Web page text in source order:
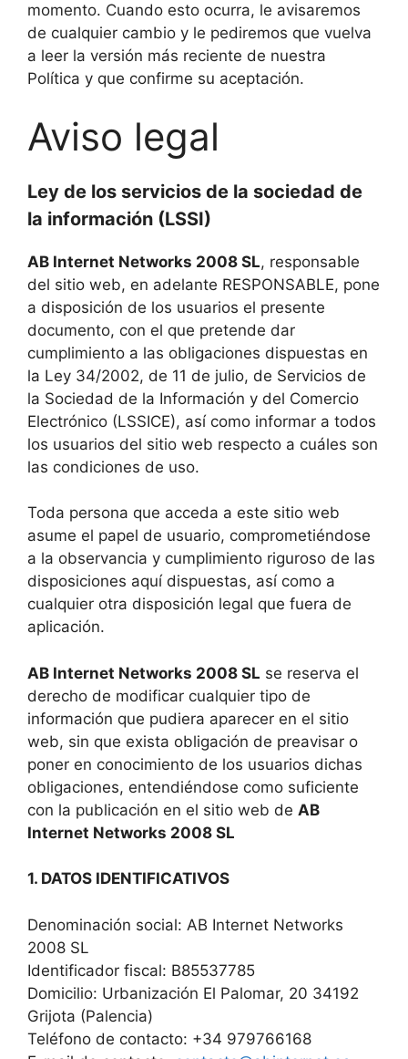
momento. Cuando esto ocurra, le avisaremos
de cualquier cambio y le pediremos que vuelva
a leer la versión más reciente de nuestra
Política y que confirme su aceptación.
Aviso legal
Ley de los servicios de la sociedad de
la información (LSSI)
AB Internet Networks 2008 SL, responsable
del sitio web, en adelante RESPONSABLE, pone
a disposición de los usuarios el presente
documento, con el que pretende dar
cumplimiento a las obligaciones dispuestas en
la Ley 34/2002, de 11 de julio, de Servicios de
la Sociedad de la Información y del Comercio
Electrónico (LSSICE), así como informar a todos
los usuarios del sitio web respecto a cuáles son
las condiciones de uso.
Toda persona que acceda a este sitio web
asume el papel de usuario, comprometiéndose
a la observancia y cumplimiento riguroso de las
disposiciones aquí dispuestas, así como a
cualquier otra disposición legal que fuera de
aplicación.
AB Internet Networks 2008 SL se reserva el
derecho de modificar cualquier tipo de
información que pudiera aparecer en el sitio
web, sin que exista obligación de preavisar o
poner en conocimiento de los usuarios dichas
obligaciones, entendiéndose como suficiente
con la publicación en el sitio web de AB
Internet Networks 2008 SL
1. DATOS IDENTIFICATIVOS
Denominación social: AB Internet Networks
2008 SL
Identificador fiscal: B85537785
Domicilio: Urbanización El Palomar, 20 34192
Grijota (Palencia)
Teléfono de contacto: +34 979766168